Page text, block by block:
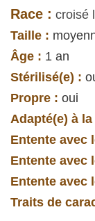
Race : croisé
Taille :
Âge : 1 an
Stérilisé(e) :
Propre : oui
Adapté(e) à
Entente avec
Entente avec
Entente avec
Traits de